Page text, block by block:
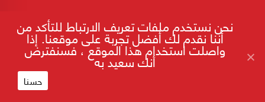
من الذاكرة
كورونا
نحن نستخدم ملفات تعريف الارتباط للتأكد من
أننا نقدم لك أفضل تجربة على موقعنا. إذا
واصلت استخدام هذا الموقع ، فسنفترض
أنك سعيد به
حسنا